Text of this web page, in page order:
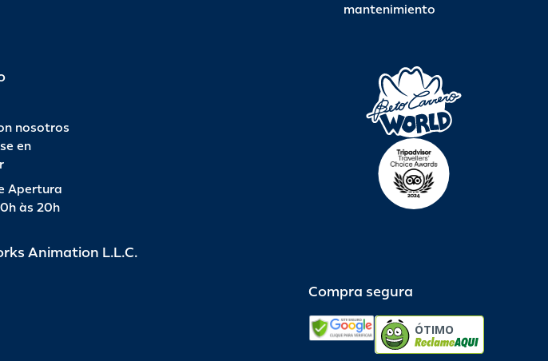
mantenimiento
nosotros
en
Apertura
às 20h
Animation L.L.C.
Compra segura
ÓTIMO